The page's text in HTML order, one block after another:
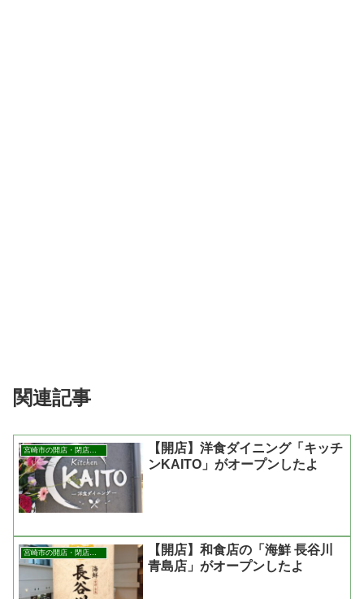
関連記事
宮崎市の開店・閉店まとめ
【開店】洋食ダイニング「キッチ
ンKAITO」がオープンしたよ
【開店】和食店の「海鮮 長谷川
青島店」がオープンしたよ